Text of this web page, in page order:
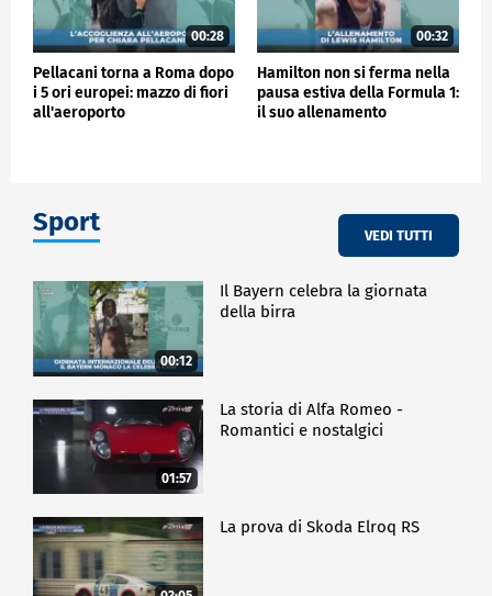
00:28
Pellacani torna a Roma dopo
i 5 ori europei: mazzo di fiori
all'aeroporto
00:32
Hamilton non si ferma nella
pausa estiva della Formula 1:
il suo allenamento
Sport VEDI TUTTI
00:12
Il Bayern celebra la giornata
della birra
01:57
La storia di Alfa Romeo -
Romantici e nostalgici
La prova di Skoda Elroq RS